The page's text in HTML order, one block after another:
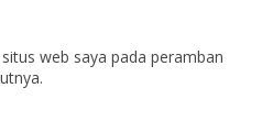
web saya pada peramban